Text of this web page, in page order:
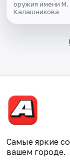
оружия имени М.
Калашникова
Самые яркие
вашем городе.